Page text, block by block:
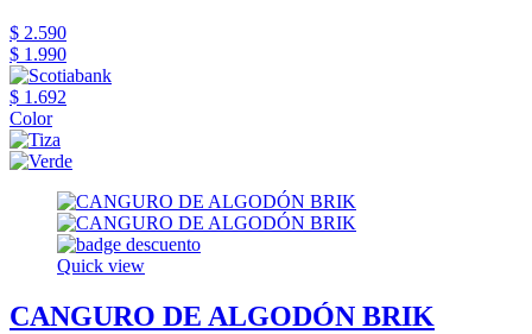
$ 2.590
$ 1.990
$ 1.692
Color
Quick view
CANGURO DE ALGODÓN BRIK